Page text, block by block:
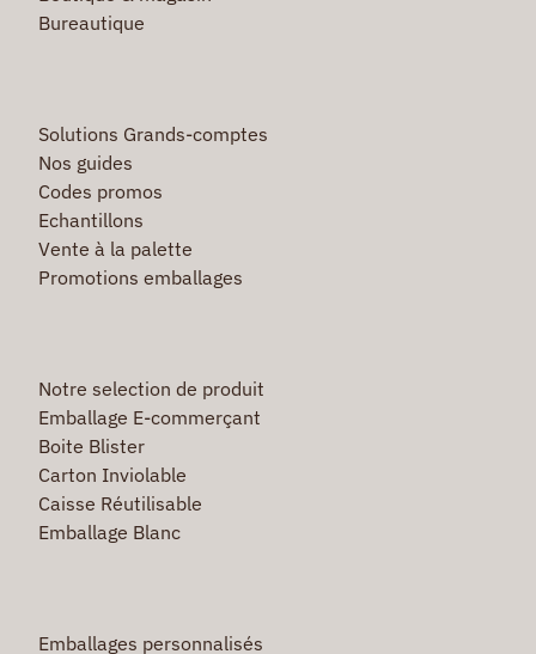
Bureautique
Solutions Grands-comptes
Nos guides
Codes promos
Echantillons
Vente à la palette
Promotions emballages
Notre selection de produit
Emballage E-commerçant
Boite Blister
Carton Inviolable
Caisse Réutilisable
Emballage Blanc
Emballages personnalisés